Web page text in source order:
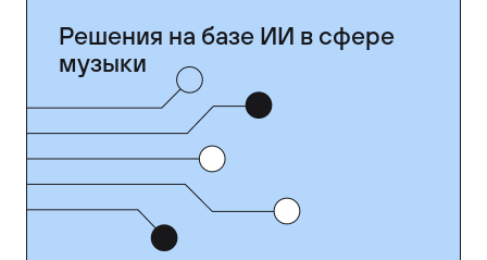
Решения на базе ИИ в сфере
музыки